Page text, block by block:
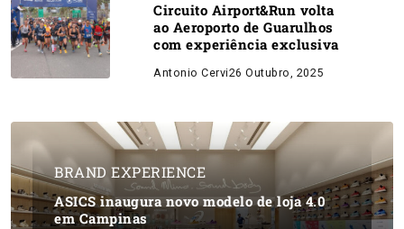
Circuito Airport&Run volta
ao Aeroporto de Guarulhos
com experiência exclusiva
Antonio Cervi26 Outubro, 2025
BRAND EXPERIENCE
ASICS inaugura novo modelo de loja 4.0
em Campinas